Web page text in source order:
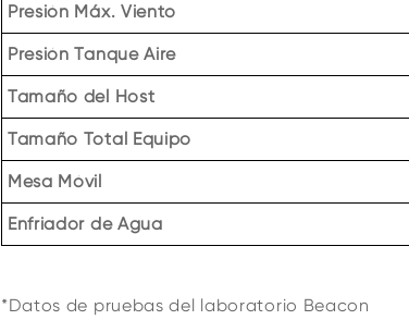
Presión Máx. Viento
Presión Tanque Aire
Tamaño del Host
Tamaño Total Equipo
Mesa Móvil
Enfriador de Agua
*Datos de pruebas del laboratorio Beacon